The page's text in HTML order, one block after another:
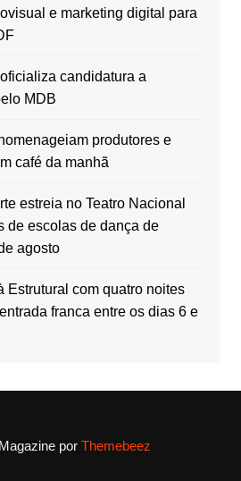
e marketing digital para
candidatura a
MDB
produtores e
café da manhã
estreia no Teatro Nacional
de escolas de dança de
agosto
Estrutural com quatro noites
franca entre os dias 6 e
por Themebeez